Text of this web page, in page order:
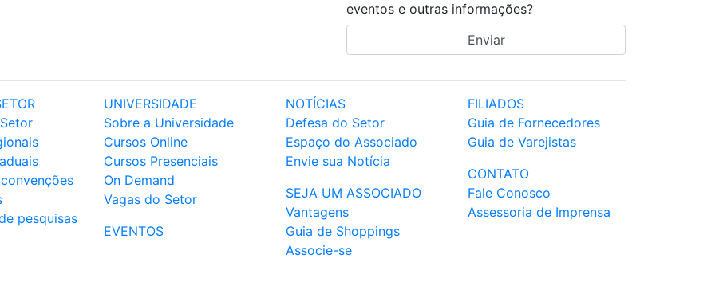
eventos e outras informações?
pesquisas
UNIVERSIDADE
Sobre a Universidade
Cursos Online
Cursos Presenciais
On Demand
Vagas do Setor
EVENTOS
NOTÍCIAS
Defesa do Setor
Espaço do Associado
Envie sua Notícia
SEJA UM ASSOCIADO
Vantagens
Guia de Shoppings
Associe-se
FILIADOS
Guia de Fornecedores
Guia de Varejistas
CONTATO
Fale Conosco
Assessoria de Imprensa